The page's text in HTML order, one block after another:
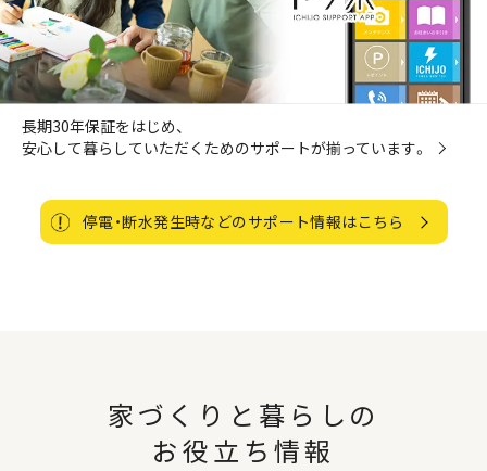
長期30年保証をはじめ、
安心して暮らしていただくためのサポートが揃っています。
停電・断水発生時などのサポート情報はこちら
家づくりと暮らしの
お役立ち情報